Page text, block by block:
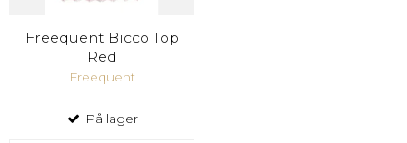
Freequent Bicco Top
Red
Freequent
På lager